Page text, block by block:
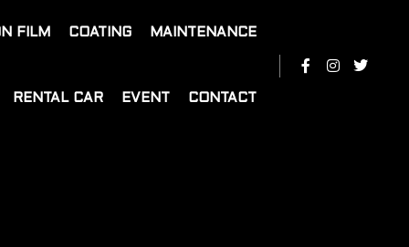
FILM COATING MAINTENANCE
RENTAL CAR EVENT CONTACT